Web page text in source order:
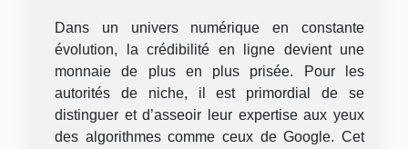
Dans un univers numérique en constante
évolution, la crédibilité en ligne devient une
monnaie de plus en plus prisée. Pour les
autorités de niche, il est primordial de se
distinguer et d’asseoir leur expertise aux yeux
des algorithmes comme ceux de Google. Cet